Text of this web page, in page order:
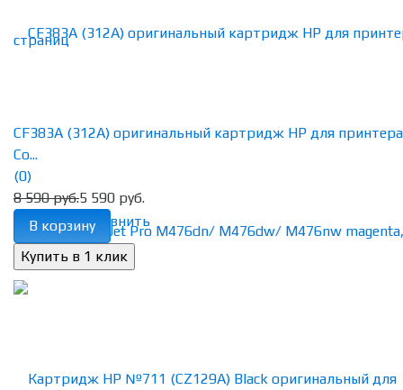
избранное сравнить
CF383A (312A) оригинальный картридж HP для
Co...
(0)
8 590 руб.5 590 руб.
В корзину